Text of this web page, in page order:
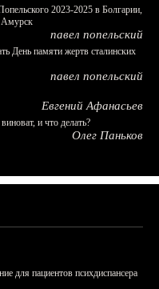
2023-2025 в Болгарии,
Амурск
павел попельский
День памяти жертв сталинских
павел попельский
Евгений Афанасьев
и что делать?
Олег Паньков
для пациентов психдиспансера